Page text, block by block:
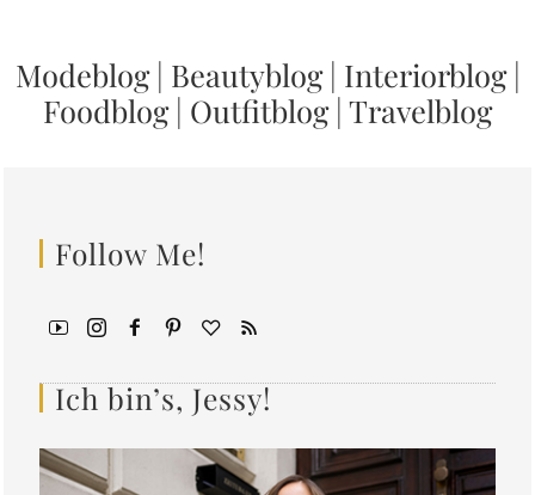
Modeblog| Beautyblog| Interiorblog|
Foodblog| Outfitblog| Travelblog
Follow Me!
Ich bin’s, Jessy!